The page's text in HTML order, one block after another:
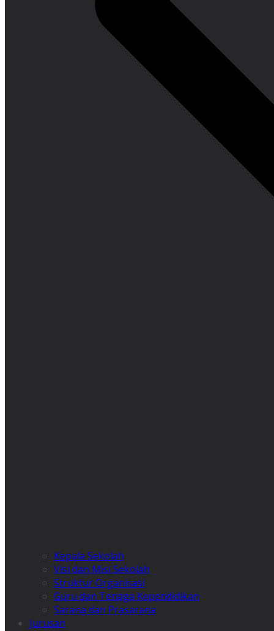
Kepala Sekolah
Visi dan Misi Sekolah
Struktur Organisasi
Guru dan Tenaga Kependidikan
Sarana dan Prasarana
Jurusan